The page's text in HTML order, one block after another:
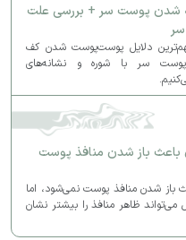
شدن پوست سر + بررسی علت
دلایل پوست‌پوست شدن کف
سر با شوره و نشانه‌های
باعث باز شدن منافذ پوست
باز شدن منافذ پوست نمی‌شود، اما
ظاهر منافذ را بیشتر نشان